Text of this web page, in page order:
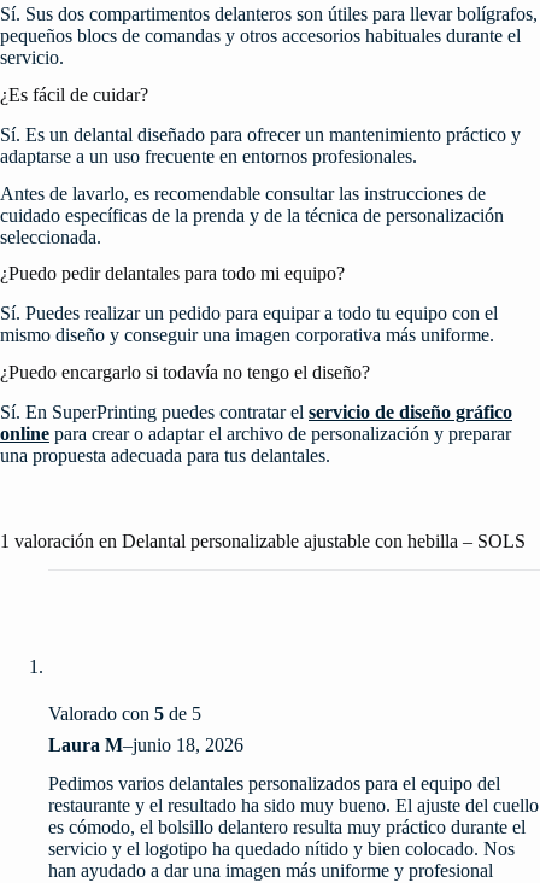
Sí. Sus dos compartimentos delanteros son útiles para llevar bolígrafos,
pequeños blocs de comandas y otros accesorios habituales durante el
servicio.
¿Es fácil de cuidar?
Sí. Es un delantal diseñado para ofrecer un mantenimiento práctico y
adaptarse a un uso frecuente en entornos profesionales.
Antes de lavarlo, es recomendable consultar las instrucciones de
cuidado específicas de la prenda y de la técnica de personalización
seleccionada.
¿Puedo pedir delantales para todo mi equipo?
Sí. Puedes realizar un pedido para equipar a todo tu equipo con el
mismo diseño y conseguir una imagen corporativa más uniforme.
¿Puedo encargarlo si todavía no tengo el diseño?
Sí. En SuperPrinting puedes contratar el servicio de diseño gráfico
online para crear o adaptar el archivo de personalización y preparar
una propuesta adecuada para tus delantales.
1 valoración en Delantal personalizable ajustable con hebilla – SOLS
Valorado con 5 de 5
Laura M–junio 18, 2026
Pedimos varios delantales personalizados para el equipo del
restaurante y el resultado ha sido muy bueno. El ajuste del cuello
es cómodo, el bolsillo delantero resulta muy práctico durante el
servicio y el logotipo ha quedado nítido y bien colocado. Nos
han ayudado a dar una imagen más uniforme y profesional